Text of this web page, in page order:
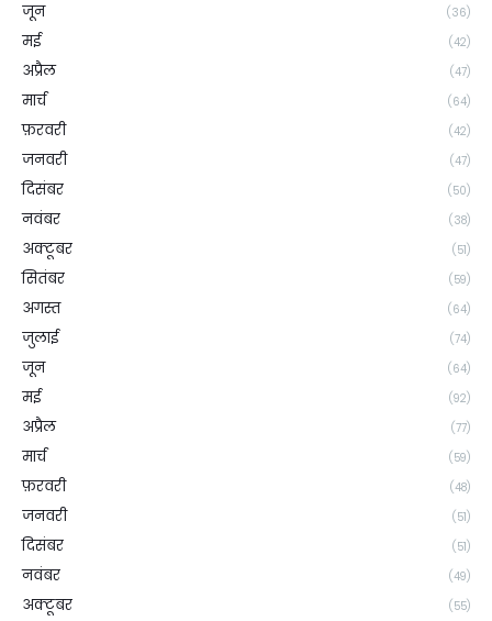
जून (36)
मई (42)
अप्रैल (47)
मार्च (64)
फ़रवरी (42)
जनवरी (47)
दिसंबर (50)
नवंबर (38)
अक्टूबर (51)
सितंबर (59)
अगस्त (64)
जुलाई (74)
जून (64)
मई (92)
अप्रैल (77)
मार्च (59)
फ़रवरी (48)
जनवरी (51)
दिसंबर (51)
नवंबर (49)
अक्टूबर (55)